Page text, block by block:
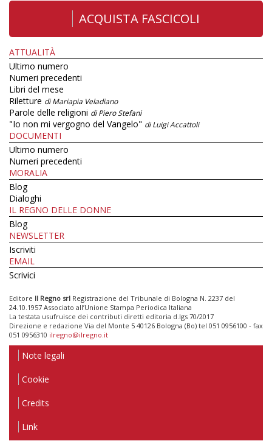
ACQUISTA FASCICOLI
ATTUALITÀ
Ultimo numero
Numeri precedenti
Libri del mese
Riletture di Mariapia Veladiano
Parole delle religioni di Piero Stefani
"Io non mi vergogno del Vangelo" di Luigi Accattoli
DOCUMENTI
Ultimo numero
Numeri precedenti
MORALIA
Blog
Dialoghi
IL REGNO DELLE DONNE
Blog
NEWSLETTER
Iscriviti
EMAIL
Scrivici
Editore Il Regno srl Registrazione del Tribunale di Bologna N. 2237 del
24.10.1957 Associato all’Unione Stampa Periodica Italiana
La testata usufruisce dei contributi diretti editoria d.lgs 70/2017
Direzione e redazione Via del Monte 5 40126 Bologna (Bo) tel 051 0956100 - fax
051 0956310 ilregno@ilregno.it
Note legali
Cookie
Credits
Link